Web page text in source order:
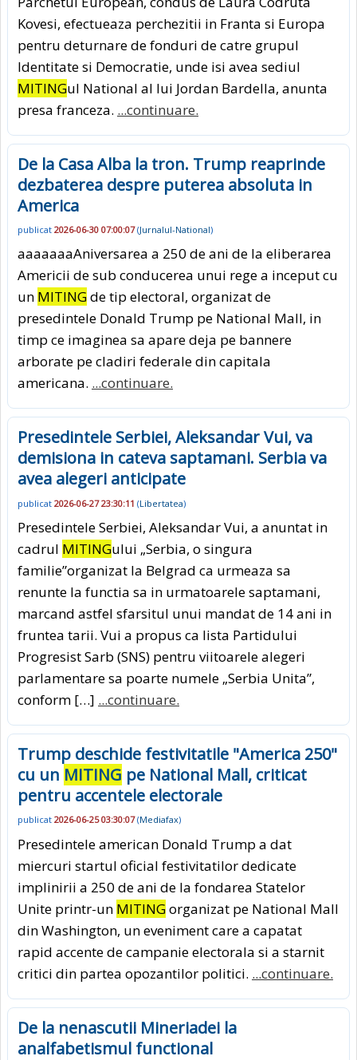
Kovesi, efectueaza perchezitii in Franta si Europa
pentru deturnare de fonduri de catre grupul
Identitate si Democratie, unde isi avea sediul
MITINGul National al lui Jordan Bardella, anunta
presa franceza. ...continuare.
De la Casa Alba la tron. Trump reaprinde
dezbaterea despre puterea absoluta in
America
publicat 2026-06-30 07:00:07(Jurnalul-National)
aaaaaaaAniversarea a 250 de ani de la eliberarea
Americii de sub conducerea unui rege a inceput cu
un MITINGde tip electoral, organizat de
presedintele Donald Trump pe National Mall, in
timp ce imaginea sa apare deja pe bannere
arborate pe cladiri federale din capitala
americana. ...continuare.
Presedintele Serbiei, Aleksandar Vui, va
demisiona in cateva saptamani. Serbia va
avea alegeri anticipate
publicat 2026-06-27 23:30:11 (Libertatea)
Presedintele Serbiei, Aleksandar Vui, a anuntat in
cadrul MITINGului „Serbia, o singura
familie”organizat la Belgrad ca urmeaza sa
renunte la functia sa in urmatoarele saptamani,
marcand astfel sfarsitul unui mandat de 14 ani in
fruntea tarii. Vui a propus ca lista Partidului
Progresist Sarb (SNS) pentru viitoarele alegeri
parlamentare sa poarte numele „Serbia Unita”,
conform […] ...continuare.
Trump deschide festivitatile "America 250"
cu un MITING pe National Mall, criticat
pentru accentele electorale
publicat 2026-06-25 03:30:07(Mediafax)
Presedintele american Donald Trump a dat
miercuri startul oficial festivitatilor dedicate
implinirii a 250 de ani de la fondarea Statelor
Unite printr-un MITINGorganizat pe National Mall
din Washington, un eveniment care a capatat
rapid accente de campanie electorala si a starnit
critici din partea opozantilor politici. ...continuare.
De la nenascutii Mineriadei la
analfabetismul functional